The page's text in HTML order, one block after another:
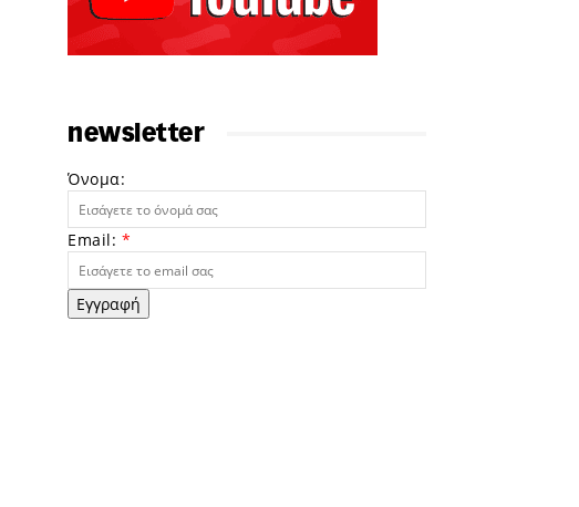
newsletter
Όνομα:
Email: *
Εγγραφή